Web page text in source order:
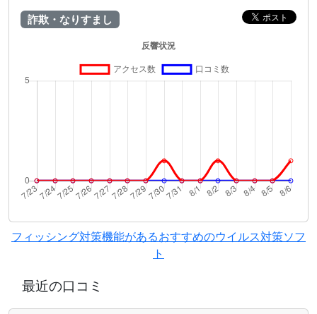
詐欺・なりすまし
フィッシング対策機能があるおすすめのウイルス対策ソフ
ト
最近の口コミ